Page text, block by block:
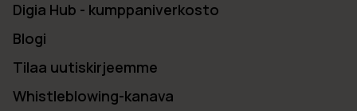
Digia Hub - kumppaniverkosto
Blogi
Tilaa uutiskirjeemme
Whistleblowing-kanava